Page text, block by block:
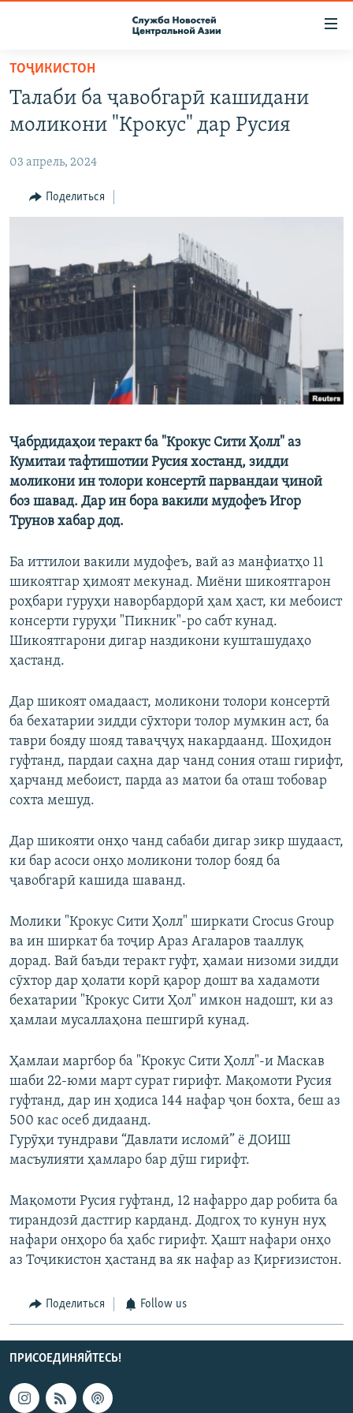
Вернуться
основному
содержанию
навигации
Вернутся
О ПРОЕКТЕ
RFE/RL ДИРЕКТ
НАСТОЯЩЕЕ ВРЕМЯ
ТОҶИКИСТОН
Талаби ба ҷавобгарӣ кашидани
моликони "Крокус" дар Русия
03 апрель, 2024
Поделиться
Ҷабрдидаҳои теракт ба "Крокус Сити Ҳолл" аз
Кумитаи тафтишотии Русия хостанд, зидди
моликони ин толори консертӣ парвандаи ҷиноӣ
боз шавад. Дар ин бора вакили мудофеъ Игор
Трунов хабар дод.
Ба иттилои вакили мудофеъ, вай аз манфиатҳо 11
шикоятгар ҳимоят мекунад. Миёни шикоятгарон
роҳбари гуруҳи наворбардорӣ ҳам ҳаст, ки мебоист
консерти гуруҳи "Пикник"-ро сабт кунад.
Шикоятгарони дигар наздикони кушташудаҳо
ҳастанд.
Дар шикоят омадааст, моликони толори консертӣ
ба бехатарии зидди сӯхтори толор мумкин аст, ба
таври бояду шояд таваҷҷуҳ накардаанд. Шоҳидон
гуфтанд, пардаи саҳна дар чанд сония оташ гирифт,
ҳарчанд мебоист, парда аз матои ба оташ тобовар
сохта мешуд.
Дар шикояти онҳо чанд сабаби дигар зикр шудааст,
ки бар асоси онҳо моликони толор бояд ба
ҷавобгарӣ кашида шаванд.
Молики "Крокус Сити Ҳолл" ширкати Crocus Group
ва ин ширкат ба тоҷир Араз Агаларов тааллуқ
дорад. Вай баъди теракт гуфт, ҳамаи низоми зидди
сӯхтор дар ҳолати корӣ қарор дошт ва хадамоти
бехатарии "Крокус Сити Ҳол" имкон надошт, ки аз
ҳамлаи мусаллаҳона пешгирӣ кунад.
Ҳамлаи маргбор ба "Крокус Сити Ҳолл"-и Маскав
шаби 22-юми март сурат гирифт. Мақомоти Русия
гуфтанд, дар ин ҳодиса 144 нафар ҷон бохта, беш аз
500 кас осеб дидаанд.
Гурӯҳи тундрави “Давлати исломӣ” ё ДОИШ
масъулияти ҳамларо бар дӯш гирифт.
Мақомоти Русия гуфтанд, 12 нафарро дар робита ба
тирандозӣ дастгир карданд. Додгоҳ то кунун нуҳ
нафари онҳоро ба ҳабс гирифт. Ҳашт нафари онҳо
аз Тоҷикистон ҳастанд ва як нафар аз Қирғизистон.
Поделиться Follow us
ПРИСОЕДИНЯЙТЕСЬ!